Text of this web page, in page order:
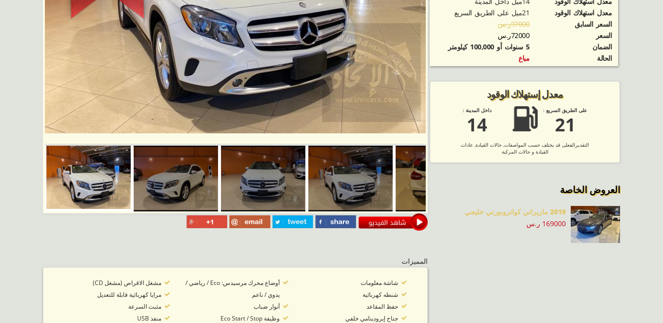
المميزات
شاشة معلومات
شنطه كهربائية
حفظ المقاعد
جناح إيرودينامي خلفي
أوضاع محرك مرسيدس: Eco / رياضي /
يدوي / ناعم
أنوار ضباب
وظيفة Eco Start / Stop
مشغل الاقراص (مشغل CD)
مرايا كهربائية قابلة للتعديل
مثبت السرعة
منفذ USB
معدل استهلاك الوقود
21ميل على الطريق السريع
السعر السابق
97000ر.س
السعر
72000ر.س
الضمان
5 سنوات أو 100,000 كيلومتر
الحالة
مباع
معدل إستهلاك الوقود
داخل المدينة :
14
على الطريق السريع :
21
التقديرالفعلى قد يختلف حسب المواصفات, حالات القيادة, عادات
القيادة و حالات المركبة
العروض الخاصة
2019 مازيراتي كواتروبورتي خليجي
169000 ر.س